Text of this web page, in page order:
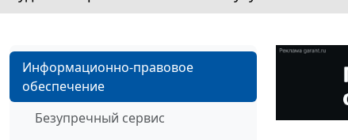
Информационно-правовое
обеспечение
Безупречный сервис